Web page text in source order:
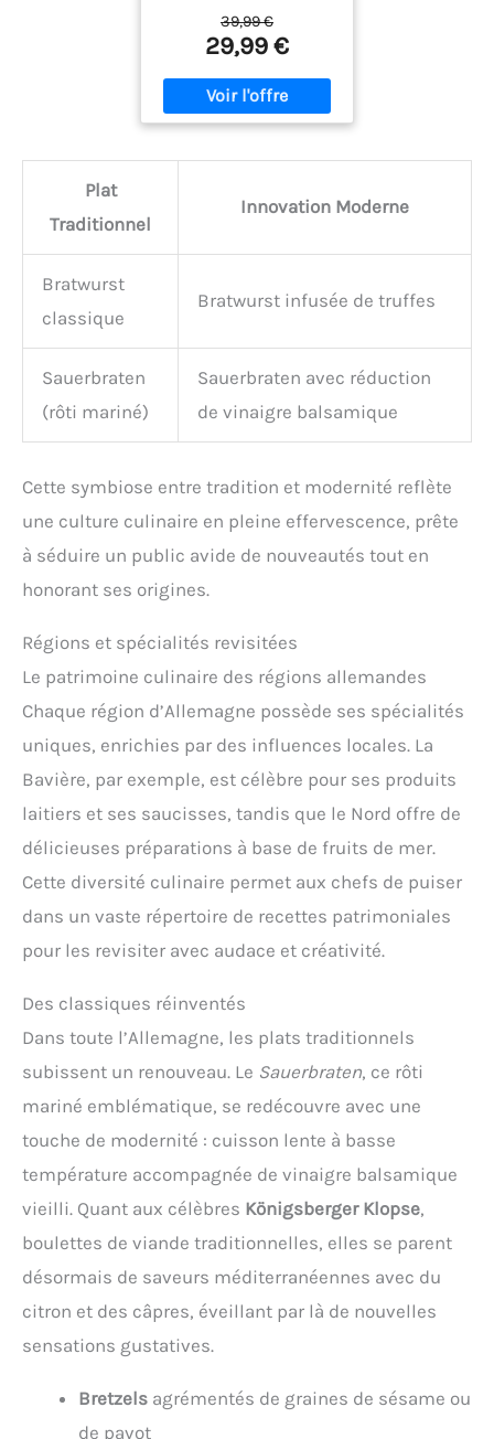
39,99 €
29,99 €
Plat
Traditionnel
Innovation Moderne
Bratwurst
classique
Bratwurst infusée de truffes
Sauerbraten
(rôti mariné)
Sauerbraten avec réduction
de vinaigre balsamique
Cette symbiose entre tradition et modernité reflète
une culture culinaire en pleine effervescence, prête
à séduire un public avide de nouveautés tout en
honorant ses origines.
Régions et spécialités revisitées
Le patrimoine culinaire des régions allemandes
Chaque région d’Allemagne possède ses spécialités
uniques, enrichies par des influences locales. La
Bavière, par exemple, est célèbre pour ses produits
laitiers et ses saucisses, tandis que le Nord offre de
délicieuses préparations à base de fruits de mer.
Cette diversité culinaire permet aux chefs de puiser
dans un vaste répertoire de recettes patrimoniales
pour les revisiter avec audace et créativité.
Des classiques réinventés
Dans toute l’Allemagne, les plats traditionnels
subissent un renouveau. Le Sauerbraten, ce rôti
mariné emblématique, se redécouvre avec une
touche de modernité : cuisson lente à basse
température accompagnée de vinaigre balsamique
vieilli. Quant aux célèbres Königsberger Klopse,
boulettes de viande traditionnelles, elles se parent
désormais de saveurs méditerranéennes avec du
citron et des câpres, éveillant par là de nouvelles
sensations gustatives.
Bretzels agrémentés de graines de sésame ou
de pavot